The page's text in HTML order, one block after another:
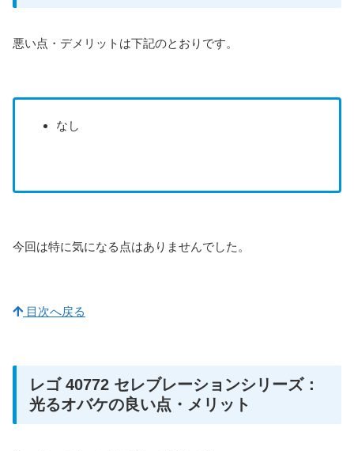
悪い点・デメリットは下記のとおりです。
なし
今回は特に気になる点はありませんでした。
目次へ戻る
レゴ 40772 セレブレーションシリーズ：
光るオバケの良い点・メリット